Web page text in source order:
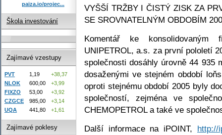
VYŠŠÍ TRŽBY I ČISTÝ ZISK ZA
SE SROVNATELNÝM OBDOBÍM
Komentář ke konsolidovaným
UNIPETROL, a.s. za první pololetí
společnosti dosáhly úrovně 44
dosaženými ve stejném období
oproti stejnému období 2005 byly
společností, zejména ve
CHEMOPETROL a také ve
Další informace na iPOINT, http://
paiza.io/projec...
Škola investování
Zajímavé vzestupy
PVT 1,19
+38,37
NLOK
600,00
+3,99
FIXZO
53,00
+3,92
CZGCE
985,00
+3,14
UQA
441,80 +1,61
Zajímavé poklesy